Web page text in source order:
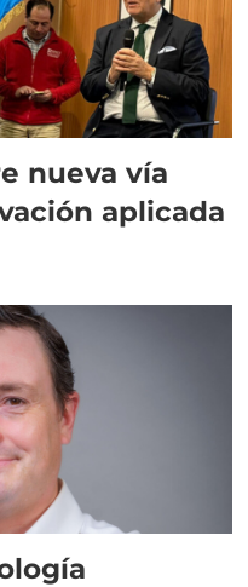
nueva vía
aplicada